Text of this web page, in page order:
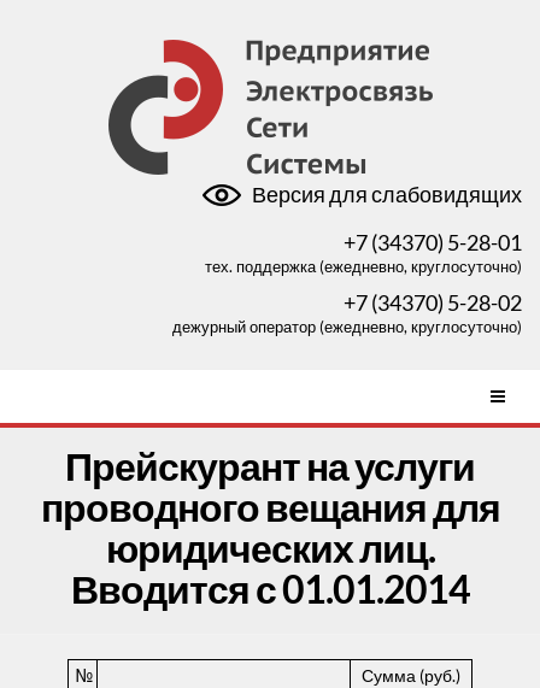
Версия для слабовидящих
+7 (34370) 5-28-01
тех. поддержка (ежедневно, круглосуточно)
+7 (34370) 5-28-02
дежурный оператор (ежедневно, круглосуточно)
Прейскурант на услуги
проводного вещания для
юридических лиц.
Вводится с 01.01.2014
№
Сумма (руб.)